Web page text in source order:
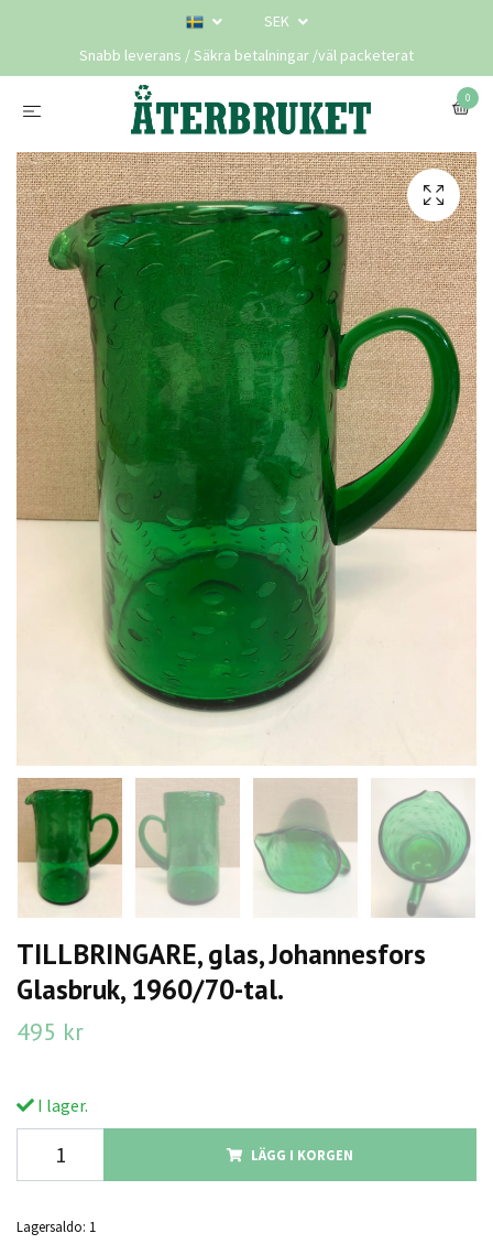
SEK
Snabb leverans / Säkra betalningar /väl packeterat
0
TILLBRINGARE, glas, Johannesfors
Glasbruk, 1960/70-tal.
495 kr
I lager.
LÄGG I KORGEN
Lagersaldo: 1